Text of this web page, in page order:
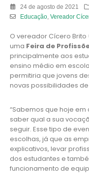
24 de agosto de 2021
Educação, Vereador
O vereador Cícero
uma Feira de
principalmente aos
ensino médio em
permitiria que jovens
novas possibilidades
“Sabemos que hoje
saber qual a sua
seguir. Esse tipo de
escolhas, já que as
explicativos, levar
dos estudantes e
funcionamento de